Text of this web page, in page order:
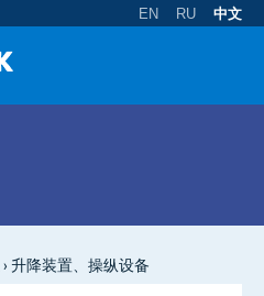
EN RU 中文
› 升降装置、操纵设备